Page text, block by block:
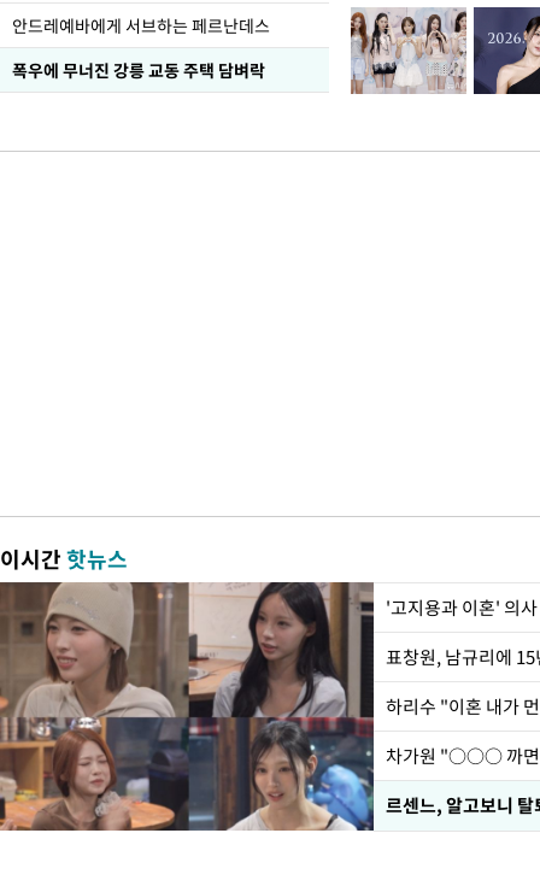
안드레예바에게 서브하는 페르난데스
폭우에 무너진 강릉 교동 주택 담벼락
이시간핫뉴스
'고지용과 이혼' 의
하리수 "이혼 내가
르센느, 알고보니 탈